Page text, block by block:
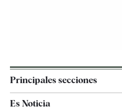
Principales secciones
Es Noticia